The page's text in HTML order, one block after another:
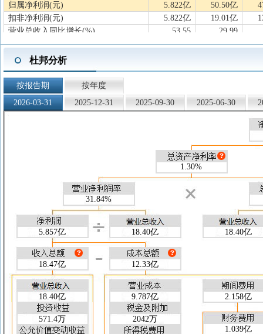
归属净利润(元)
5.822亿 50.50亿
扣非净利润(元)
5.822亿 19.01亿
营业总收入同比增长(%)
53.55
29.99
归属净利润同比增长(%)
35.35 182.07
扣非净利润同比增长(%)
营业总收入滚动环比增长(%)
11.31
16.14
归属净利润滚动环比增长(%)
扣非净利润滚动环比增长(%)
8.09
16.10
盈利能力指标
26-03-31 25-12-31
13.65
46.80
46.04
31.84 88.99
--
销售净现金流/营业总收入
经营净现金流/营业总收入
0.715
0.580
实际税率(%)
5.18
11.26
财务风险指标
26-03-31
流动比率
速动比率
1.119
0.828
现金流量比率
0.145
0.377
资产负债率(%)
64.97
62.84
权益乘数
2.855
2.691
产权比率
1.691
杜邦分析
按报告期
按年度
2026-03-31
2025-12-31 2025-09-30 2025-06-30
1.30%
31.84%
5.857亿 18.40亿 18.40亿
18.47亿 12.33亿
18.40亿 9.787亿 2.158亿
571.4万 2042万
1.039亿